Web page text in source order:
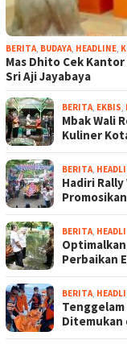
BERITA, BUDAYA, HEADLINE,
Mas Dhito Cek
Sri Aji Jayabaya
BERITA, EKBIS,
Mbak Wali
Kuliner
BERITA,
Hadiri Rally
BERITA,
Perbaikan
BERITA,
Tenggelam
Ditemukan